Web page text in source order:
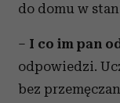
do domu w
– I co im pan
odpowiedzi.
bez